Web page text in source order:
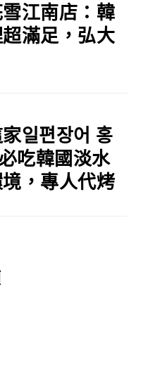
江南店：韓
滿足，弘大
일편장어 홍
吃韓國淡水
，專人代烤